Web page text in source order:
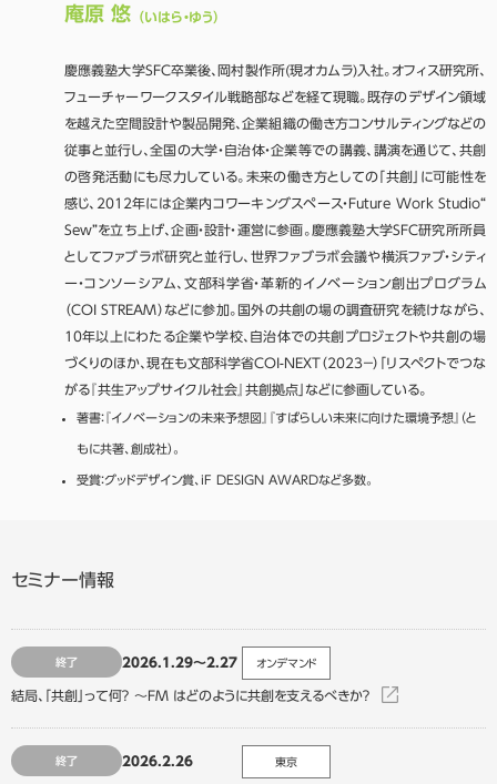
庵原 悠 （いはら・ゆう）
慶應義塾大学SFC卒業後、岡村製作所(現オカムラ)入社。オフィス研究所、
フューチャーワークスタイル戦略部などを経て現職。既存のデザイン領域
を越えた空間設計や製品開発、企業組織の働き方コンサルティングなどの
従事と並行し、全国の大学・自治体・企業等での講義、講演を通じて、共創
の啓発活動にも尽力している。未来の働き方としての「共創」に可能性を
感じ、2012年には企業内コワーキングスペース・Future Work Studio“
Sew”を立ち上げ、企画・設計・運営に参画。慶應義塾大学SFC研究所所員
としてファブラボ研究と並行し、世界ファブラボ会議や横浜ファブ・シティ
ー・コンソーシアム、文部科学省・革新的イノベーション創出プログラム
（COI STREAM）などに参加。国外の共創の場の調査研究を続けながら、
10年以上にわたる企業や学校、自治体での共創プロジェクトや共創の場
づくりのほか、現在も文部科学省COI-NEXT（2023－）「リスペクトでつな
がる『共生アップサイクル社会』共創拠点」などに参画している。
著書：『イノベーションの未来予想図』『すばらしい未来に向けた環境予想』（と
もに共著、創成社）。
受賞：グッドデザイン賞、iF DESIGN AWARDなど多数。
セミナー情報
終了 2026.1.29～2.27 オンデマンド
結局、「共創」って何？ ～FM はどのように共創を支えるべきか？
終了 2026.2.26 東京